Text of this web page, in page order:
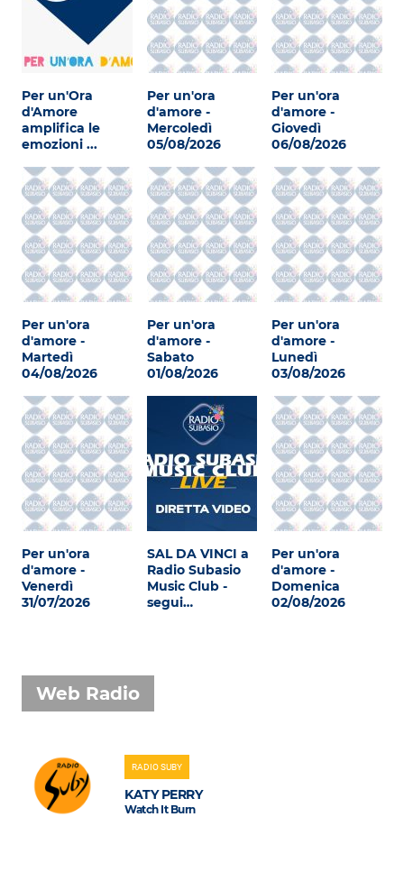
Subasio Collection
Subasio Per Un’Ora D’Amore
Foto
Speciali
Oroscopo
Radio Subasio Music Club
Sanremo 2026
News
Musica
Cultura
Attualità
Costume
Extra
Eventi
Per un'Ora
d'Amore
amplifica le
emozioni ...
Per un'ora
d'amore -
Mercoledì
05/08/2026
Per un'ora
d'amore -
Giovedì
06/08/2026
Per un'ora
d'amore -
Martedì
04/08/2026
Per un'ora
d'amore -
Sabato
01/08/2026
Per un'ora
d'amore -
Lunedì
03/08/2026
Per un'ora
d'amore -
Venerdì
31/07/2026
SAL DA VINCI a
Radio Subasio
Music Club -
segui…
Per un'ora
d'amore -
Domenica
02/08/2026
Web Radio
RADIO SUBY
KATY PERRY
Watch It Burn